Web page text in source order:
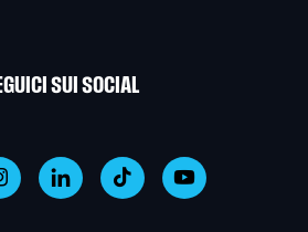
SUI SOCIAL